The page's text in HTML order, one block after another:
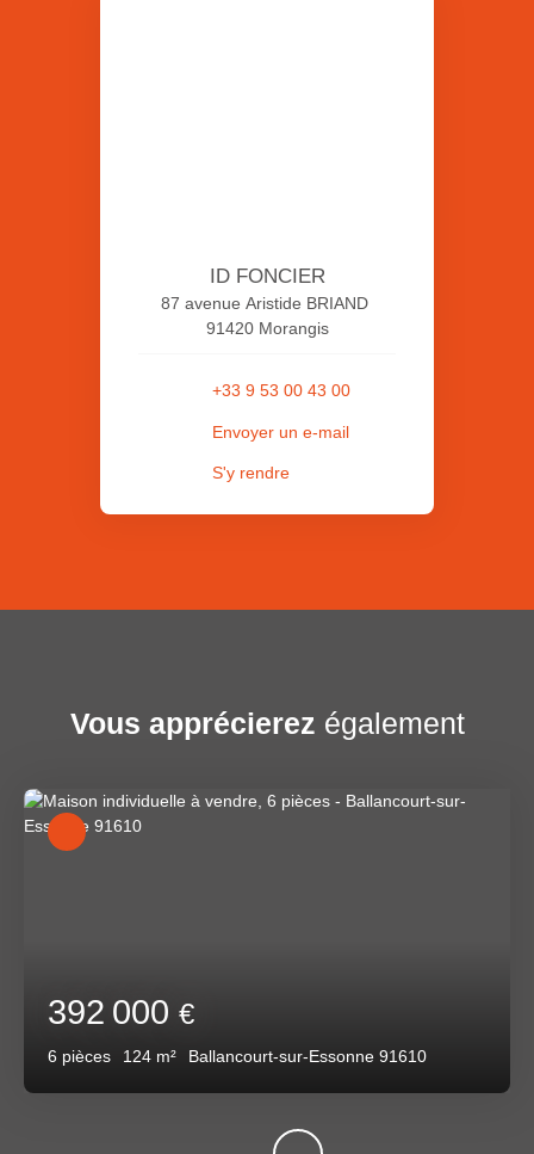
ID FONCIER
87 avenue Aristide BRIAND
91420 Morangis
+33 9 53 00 43 00
Envoyer un e-mail
S'y rendre
Vous apprécierez également
392 000 €
6 pièces 124 m² Ballancourt-sur-Essonne 91610